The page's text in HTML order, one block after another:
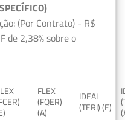
(Por Contrato) - R$
de 2,38% sobre o
FLEX
(FQER)
(A)
IDEAL
(TERI) (E)